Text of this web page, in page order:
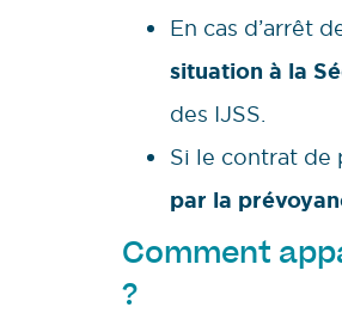
En cas d’arrêt
situation à la
des IJSS.
Si le contrat de
par la
Comment
?